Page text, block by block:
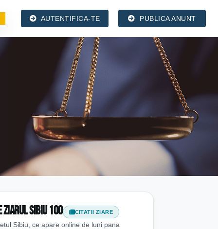
AUTENTIFICA-TE PUBLICA ANUNT
Sibiu 100 CITATII ZIARE
Sibiu, ce apare online de luni pana